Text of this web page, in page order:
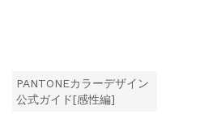
PANTONEカラーデザイン
公式ガイド[感性編]